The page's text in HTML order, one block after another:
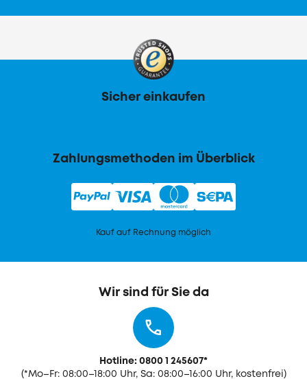
Zahlungsmethoden im Überblick
Kauf auf Rechnung möglich
Sicher einkaufen
Wir sind für Sie da
Hotline: 0800 1 245607*
(*Mo–Fr: 08:00–18:00 Uhr, Sa: 08:00–16:00 Uhr, kostenfrei)